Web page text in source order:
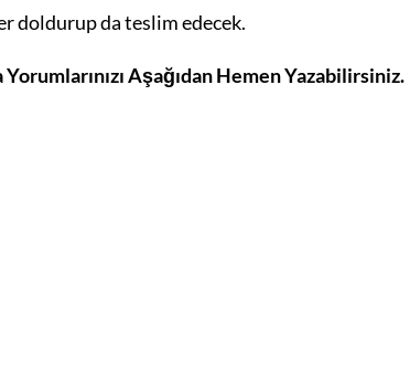
doldurup da teslim edecek.
Aşağıdan Hemen Yazabilirsiniz.